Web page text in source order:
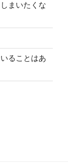
まいたくな
ることはあ